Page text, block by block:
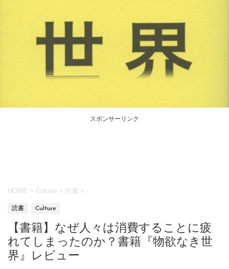
スポンサーリンク
HOME > Culture > 読書 >
読書 Culture
【書籍】なぜ人々は消費することに疲
れてしまったのか？書籍『物欲なき世
界』レビュー